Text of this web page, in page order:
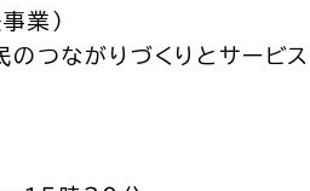
業）
つながりづくりとサービス